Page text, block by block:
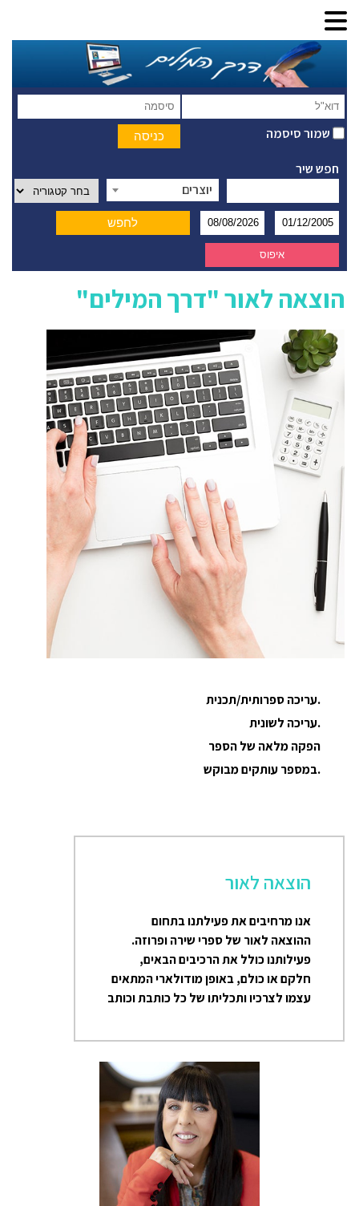
שמור סיסמה
חפש שיר
יוצרים
הוצאה לאור "דרך המילים"
.עריכה ספרותית/תכנית
.עריכה לשונית
הפקה מלאה של הספר
.במספר עותקים מבוקש
הוצאה לאור
אנו מרחיבים את פעילתנו בתחום
ההוצאה לאור של ספרי שירה ופרוזה.
פעילותנו כולל את הרכיבים הבאים,
חלקם או כולם, באופן מודולארי המתאים
עצמו לצרכיו ותכליתו של כל כותבת וכותב